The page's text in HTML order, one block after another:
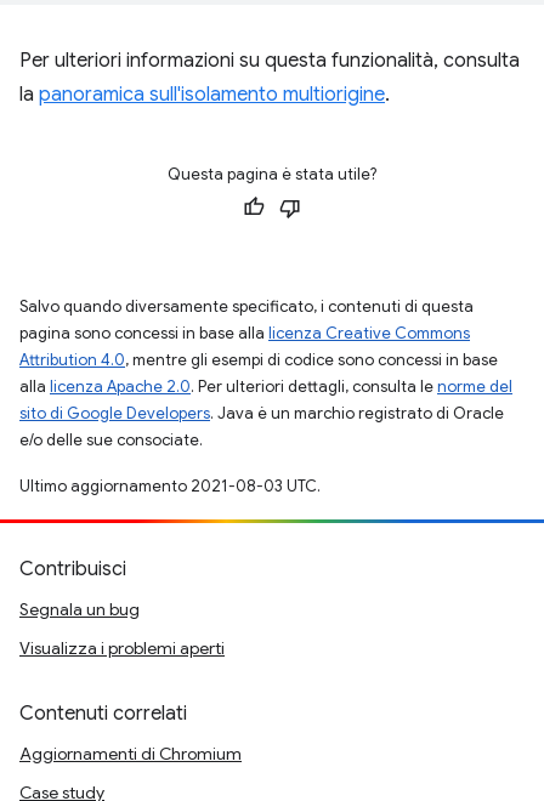
Per ulteriori informazioni su questa funzionalità, consulta
la panoramica sull'isolamento multiorigine.
Questa pagina è stata utile?
Salvo quando diversamente specificato, i contenuti di questa
pagina sono concessi in base alla licenza Creative Commons
Attribution 4.0, mentre gli esempi di codice sono concessi in base
alla licenza Apache 2.0. Per ulteriori dettagli, consulta lenorme del
sito di Google Developers. Java è un marchio registrato di Oracle
e/o delle sue consociate.
Ultimo aggiornamento 2021-08-03 UTC.
Contribuisci
Segnala un bug
Visualizza i problemi aperti
Contenuti correlati
Aggiornamenti di Chromium
Case study